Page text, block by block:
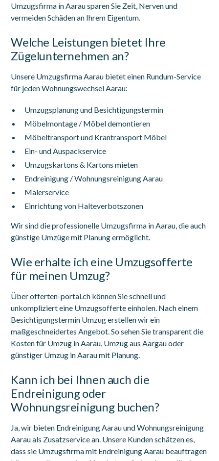
Umzugsfirma in Aarau sparen Sie Zeit, Nerven und
vermeiden Schäden an Ihrem Eigentum.
Welche Leistungen bietet Ihre
Zügelunternehmen an?
Unsere Umzugsfirma Aarau bietet einen Rundum-Service
für jeden Wohnungswechsel Aarau:
Umzugsplanung und Besichtigungstermin
Möbelmontage / Möbel demontieren
Möbeltransport und Krantransport Möbel
Ein- und Auspackservice
Umzugskartons & Kartons mieten
Endreinigung / Wohnungsreinigung Aarau
Malerservice
Einrichtung von Halteverbotszonen
Wir sind die professionelle Umzugsfirma in Aarau, die auch
günstige Umzüge mit Planung ermöglicht.
Wie erhalte ich eine Umzugsofferte
für meinen Umzug?
Über offerten-portal.ch können Sie schnell und
unkompliziert eine Umzugsofferte einholen. Nach einem
Besichtigungstermin Umzug erstellen wir ein
maßgeschneidertes Angebot. So sehen Sie transparent die
Kosten für Umzug in Aarau, Umzug aus Aargau oder
günstiger Umzug in Aarau mit Planung.
Kann ich bei Ihnen auch die
Endreinigung oder
Wohnungsreinigung buchen?
Ja, wir bieten Endreinigung Aarau und Wohnungsreinigung
Aarau als Zusatzservice an. Unsere Kunden schätzen es,
dass sie Umzugsfirma mit Endreinigung Aarau beauftragen